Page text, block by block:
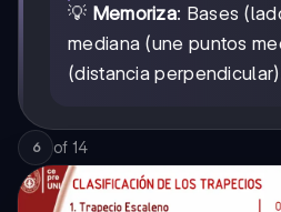
💡 Memoriza: Bases
mediana (une puntos
(distancia
6 of 14